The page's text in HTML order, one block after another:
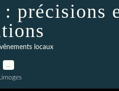
précisions
locaux